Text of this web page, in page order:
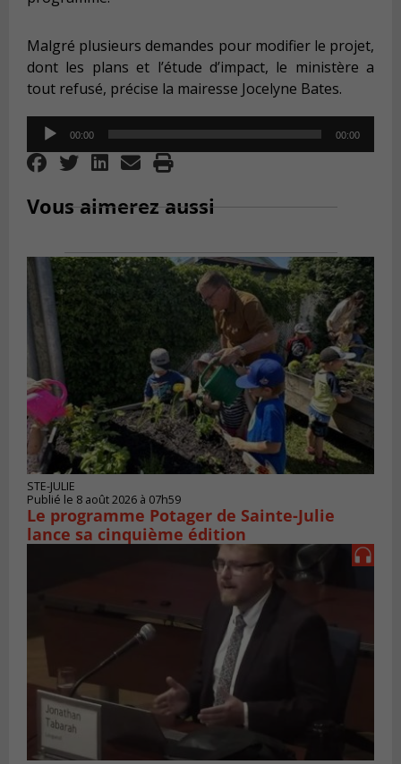
Malgré plusieurs demandes pour modifier le projet,
dont les plans et l’étude d’impact, le ministère a
tout refusé, précise la mairesse Jocelyne Bates.
Audio
Player
00:00 00:00
Vous aimerez aussi
STE-JULIE
Publié le 8 août 2026 à 07h59
Le programme Potager de Sainte-Julie
lance sa cinquième édition